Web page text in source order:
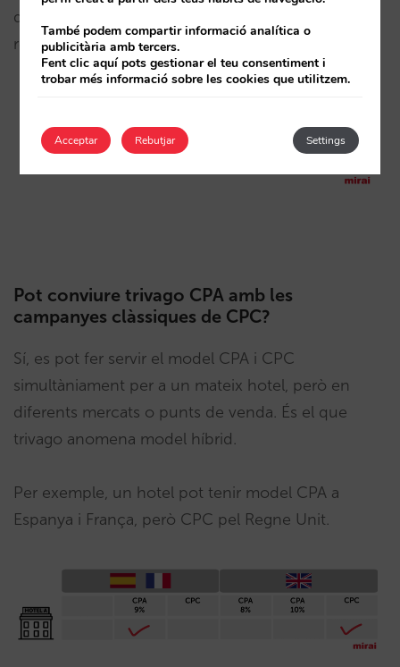
que et permeti tenir una millor relació visibilitat /
rendibilitat per a les teves campanyes.
Pot conviure trivago CPA amb les
campanyes clàssiques de CPC?
Sí, es pot fer servir el model CPA i CPC
simultàniament per a un mateix hotel, però en
diferents mercats o punts de venda. És el que
trivago anomena model híbrid.
Per exemple, un hotel pot tenir model CPA a
Espanya i França, però CPC pel Regne Unit.
També podem compartir informació analítica o
publicitària amb tercers.
Fent clic aquí pots gestionar el teu consentiment i
trobar més informació sobre les cookies que utilitzem.
Acceptar Settings
Rebutjar